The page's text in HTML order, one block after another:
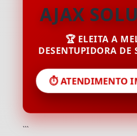
AJAX
🏆 ELEITA A
DESENTUPIDORA DE
⏱️ ATENDIMENTO
```